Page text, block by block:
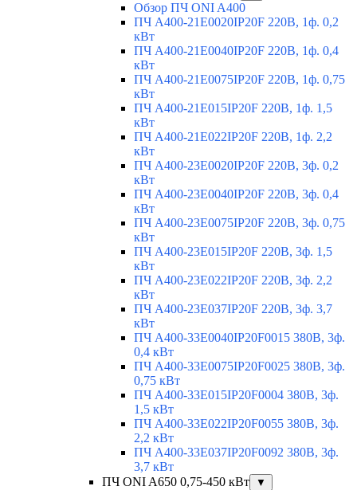
Обзор ПЧ ONI A400
ПЧ A400-21E0020IP20F 220В, 1ф. 0,2
кВт
ПЧ A400-21E0040IP20F 220В, 1ф. 0,4
кВт
ПЧ A400-21E0075IP20F 220В, 1ф. 0,75
кВт
ПЧ A400-21E015IP20F 220В, 1ф. 1,5
кВт
ПЧ A400-21E022IP20F 220В, 1ф. 2,2
кВт
ПЧ A400-23E0020IP20F 220В, 3ф. 0,2
кВт
ПЧ A400-23E0040IP20F 220В, 3ф. 0,4
кВт
ПЧ A400-23E0075IP20F 220В, 3ф. 0,75
кВт
ПЧ A400-23E015IP20F 220В, 3ф. 1,5
кВт
ПЧ A400-23E022IP20F 220В, 3ф. 2,2
кВт
ПЧ A400-23E037IP20F 220В, 3ф. 3,7
кВт
ПЧ A400-33E0040IP20F0015 380В, 3ф.
0,4 кВт
ПЧ A400-33E0075IP20F0025 380В, 3ф.
0,75 кВт
ПЧ A400-33E015IP20F0004 380В, 3ф.
1,5 кВт
ПЧ A400-33E022IP20F0055 380В, 3ф.
2,2 кВт
ПЧ A400-33E037IP20F0092 380В, 3ф.
3,7 кВт
ПЧ ONI A650 0,75-450 кВт
▼